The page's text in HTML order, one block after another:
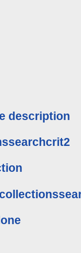
description